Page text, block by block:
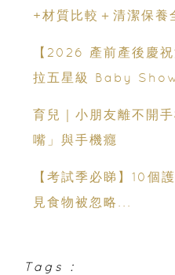
+材質比較＋清潔保養
【2026 產前產後慶
拉五星級 Baby
育兒｜小朋友離不開手機？ 3 招戒
嘴」與手機癮
【考試季必睇】10個
見食物被忽略...
Tags :